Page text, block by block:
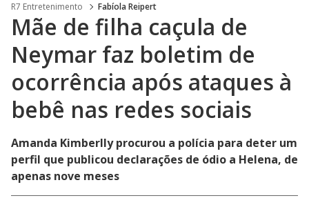
R7 Entretenimento Fabíola Reipert
Mãe de filha caçula de
Neymar faz boletim de
ocorrência após ataques à
bebê nas redes sociais
Amanda Kimberlly procurou a polícia para deter um
perfil que publicou declarações de ódio a Helena, de
apenas nove meses